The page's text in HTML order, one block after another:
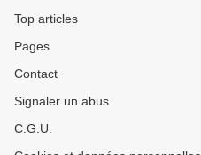
Top articles
Pages
Contact
Signaler un abus
C.G.U.